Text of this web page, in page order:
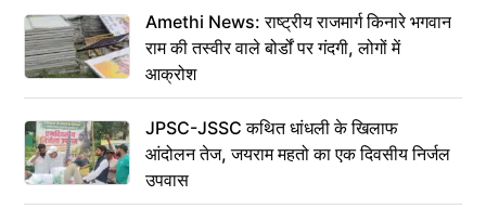
Amethi News: राष्ट्रीय राजमार्ग किनारे भगवान
राम की तस्वीर वाले बोर्डों पर गंदगी, लोगों में
आक्रोश
JPSC-JSSC कथित धांधली के खिलाफ
आंदोलन तेज, जयराम महतो का एक दिवसीय निर्जल
उपवास